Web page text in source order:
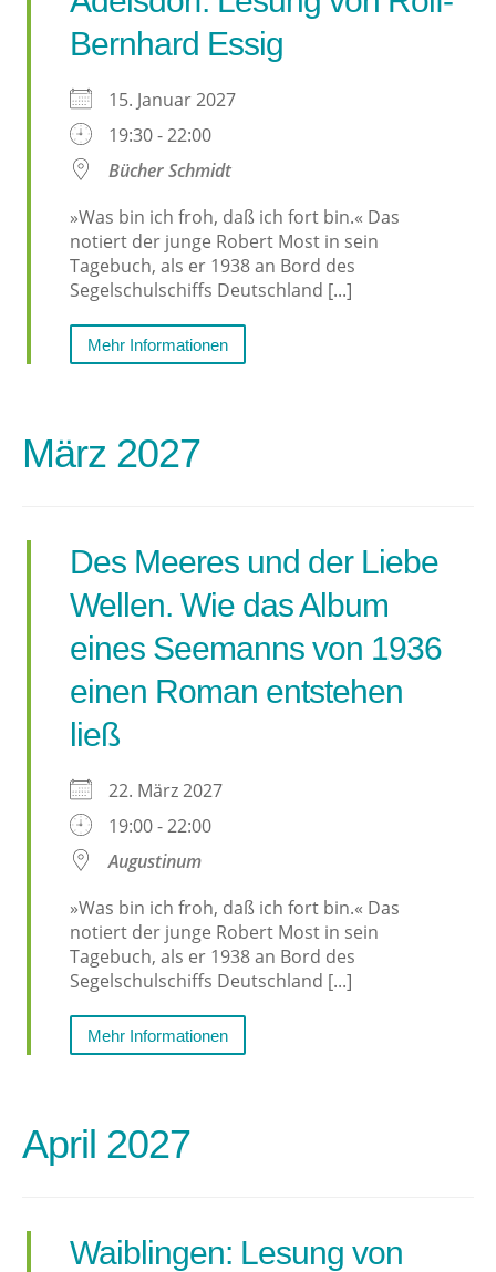
Bernhard Essig
15. Januar 2027
19:30 - 22:00
Bücher Schmidt
»Was bin ich froh, daß ich fort bin.« Das
notiert der junge Robert Most in sein
Tagebuch, als er 1938 an Bord des
Segelschulschiffs Deutschland [...]
Mehr Informationen
März 2027
Des Meeres und der Liebe
Wellen. Wie das Album
eines Seemanns von 1936
einen Roman entstehen
ließ
22. März 2027
19:00 - 22:00
Augustinum
»Was bin ich froh, daß ich fort bin.« Das
notiert der junge Robert Most in sein
Tagebuch, als er 1938 an Bord des
Segelschulschiffs Deutschland [...]
Mehr Informationen
April 2027
Waiblingen: Lesung von